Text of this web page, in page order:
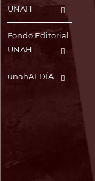
UNAH
Fondo Editorial
UNAH
unahALDÍA